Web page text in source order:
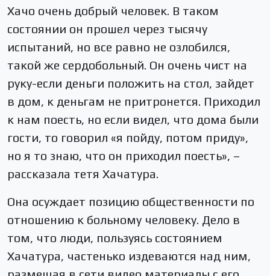
Хачо очень добрый человек. В таком
состоянии он прошел через тысячу
испытаний, но все равно не озлобился,
такой же сердобольный. Он очень чист на
руку-если деньги положить на стол, зайдет
в дом, к деньгам не притронется. Приходил
к нам поесть, но если видел, что дома были
гости, то говорил «я пойду, потом приду»,
но я то знаю, что он приходил поесть», –
рассказала тетя Хачатура.
Она осуждает позицию общественности по
отношению к больному человеку. Дело в
том, что люди, пользуясь состоянием
Хачатура, частенько издеваются над ним,